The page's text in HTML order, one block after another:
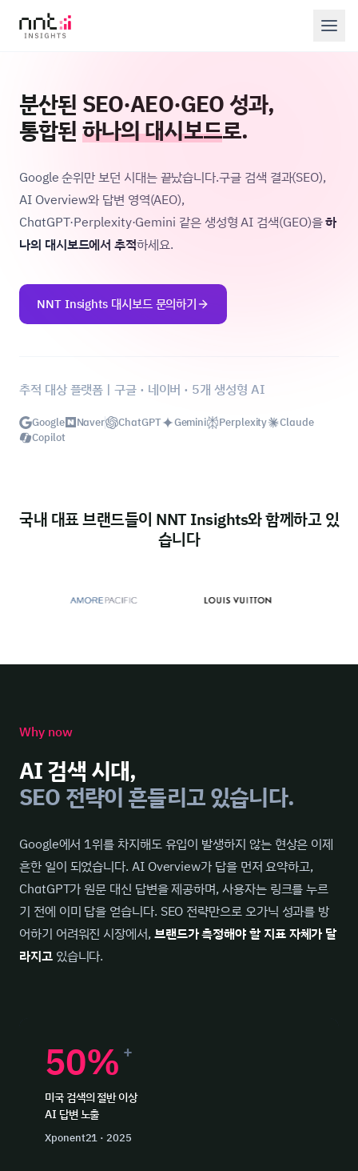
분산된 SEO·AEO·GEO 성과,
통합된 하나의 대시보드로.
Google 순위만 보던 시대는 끝났습니다.구글 검색 결과(SEO),
AI Overview와 답변 영역(AEO),
ChatGPT·Perplexity·Gemini 같은 생성형 AI 검색(GEO)을하
나의 대시보드에서 추적하세요.
NNT Insights 대시보드 문의하기
추적 대상 플랫폼 | 구글 · 네이버 · 5개 생성형 AI
Google Naver ChatGPT Gemini Perplexity
Claude
Copilot
국내 대표 브랜드들이 NNT Insights와 함께하고 있
습니다
Why now
AI 검색 시대,
SEO 전략이 흔들리고 있습니다.
Google에서 1위를 차지해도 유입이 발생하지 않는 현상은 이제
흔한 일이 되었습니다. AI Overview가 답을 먼저 요약하고,
ChatGPT가 원문 대신 답변을 제공하며, 사용자는 링크를 누르
기 전에 이미 답을 얻습니다. SEO 전략만으로 오가닉 성과를 방
어하기 어려워진 시장에서, 브랜드가 측정해야 할 지표 자체가 달
라지고 있습니다.
50% +
미국 검색의 절반 이상
AI 답변 노출
Xponent21 · 2025